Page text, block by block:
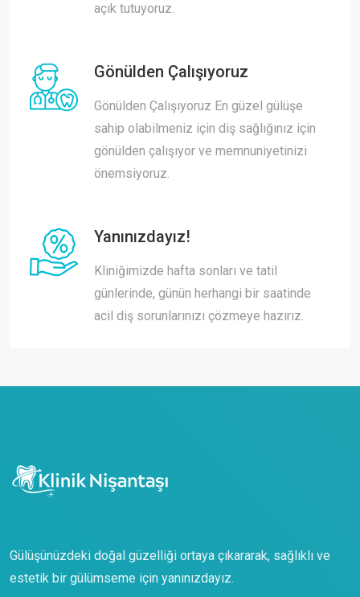
açık tutuyoruz.
Gönülden Çalışıyoruz
Gönülden Çalışıyoruz En güzel gülüşe
sahip olabilmeniz için diş sağlığınız için
gönülden çalışıyor ve memnuniyetinizi
önemsiyoruz.
Yanınızdayız!
Kliniğimizde hafta sonları ve tatil
günlerinde, günün herhangi bir saatinde
acil diş sorunlarınızı çözmeye hazırız.
Gülüşünüzdeki doğal güzelliği ortaya çıkararak, sağlıklı ve
estetik bir gülümseme için yanınızdayız.